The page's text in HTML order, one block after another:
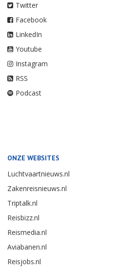
Twitter
Facebook
LinkedIn
Youtube
Instagram
RSS
Podcast
ONZE WEBSITES
Luchtvaartnieuws.nl
Zakenreisnieuws.nl
Triptalk.nl
Reisbizz.nl
Reismedia.nl
Aviabanen.nl
Reisjobs.nl